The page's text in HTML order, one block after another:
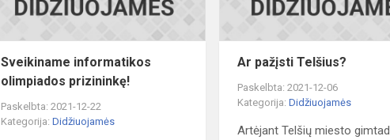
Sveikiname informatikos
olimpiados prizininkę!
Paskelbta: 2021-12-22
Kategorija:Didžiuojamės
Ar pažįsti Telšius?
Paskelbta: 2021-12-06
Kategorija:Didžiuojamės
Artėjant Telšių miesto